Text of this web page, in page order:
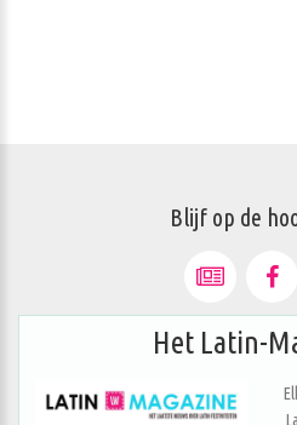
Blijf op de
Het Latin-